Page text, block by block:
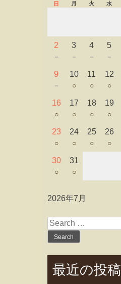
日 月 火 水
2
－
3
－
4
－
5
－
9
－
10
○
11
○
12
○
16
○
17
○
18
○
19
○
23
○
24
○
25
○
26
○
30
○
31
○
2026年7月
Search
for:
最近の投稿